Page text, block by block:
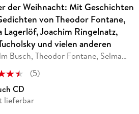
der Weihnacht: Mit Geschichten
von Theodor Fontane,
Lagerlöf, Joachim Ringelnatz,
und vielen anderen
Busch, Theodor Fontane, Selma
(5)
CD
lieferbar